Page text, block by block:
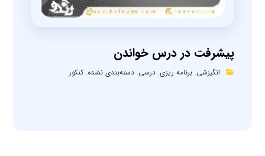
پیشرفت در درس خواندن
انگیزشی,برنامه ریزی,درسی,دسته‌بندی نشده,کنکور